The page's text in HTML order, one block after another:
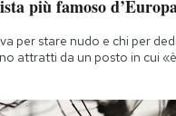
più famoso
per stare nudo e chi per
attratti da un posto in cui